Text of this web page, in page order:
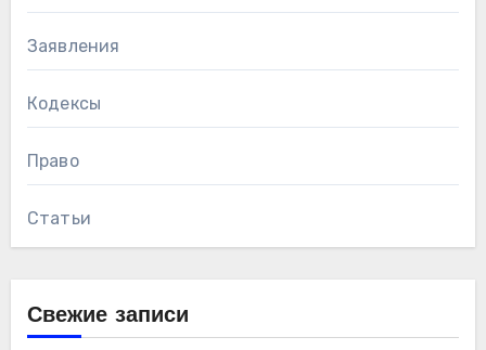
Заявления
Кодексы
Право
Статьи
Свежие записи